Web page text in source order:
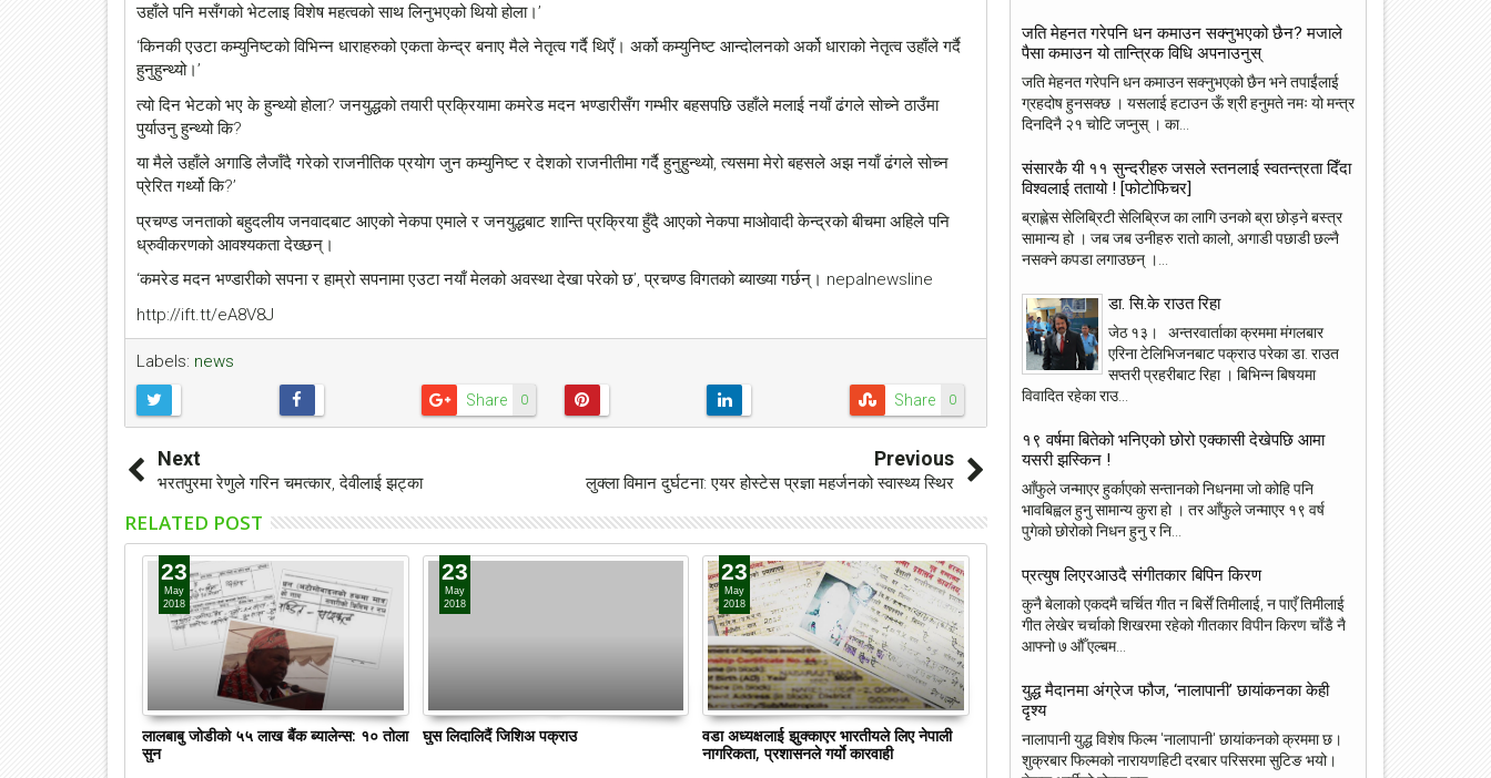
उहाँले पनि मसँगको भेटलाइ विशेष महत्वको साथ लिनुभएको थियो होला।’
‘किनकी एउटा कम्युनिष्टको विभिन्न धाराहरुको एकता केन्द्र बनाए मैले नेतृत्व गर्दै थिएँ। अर्को कम्युनिष्ट आन्दोलनको अर्को धाराको नेतृत्व उहाँले गर्दै
हुनुहुन्थ्यो।’
त्यो दिन भेटको भए के हुन्थ्यो होला? जनयुद्धको तयारी प्रक्रियामा कमरेड मदन भण्डारीसँग गम्भीर बहसपछि उहाँले मलाई नयाँ ढंगले सोच्ने ठाउँमा
पुर्याउनु हुन्थ्यो कि?
या मैले उहाँले अगाडि लैजाँदै गरेको राजनीतिक प्रयोग जुन कम्युनिष्ट र देशको राजनीतीमा गर्दै हुनुहुन्थ्यो, त्यसमा मेरो बहसले अझ नयाँ ढंगले सोच्न
प्रेरित गर्थ्यो कि?’
प्रचण्ड जनताको बहुदलीय जनवादबाट आएको नेकपा एमाले र जनयुद्धबाट शान्ति प्रक्रिया हुँदै आएको नेकपा माओवादी केन्द्रको बीचमा अहिले पनि
ध्रुवीकरणको आवश्यकता देख्छन्।
‘कमरेड मदन भण्डारीको सपना र हाम्रो सपनामा एउटा नयाँ मेलको अवस्था देखा परेको छ’, प्रचण्ड विगतको ब्याख्या गर्छन्। nepalnewsline
http://ift.tt/eA8V8J
Labels: news
0
Share 0
Share
Next
भरतपुरमा रेणुले गरिन चमत्कार, देवीलाई झट्का
Previous
लुक्ला विमान दुर्घटना: एयर होस्टेस प्रज्ञा महर्जनको स्वास्थ्य स्थिर
RELATED POST
23
May
2018
लालबाबु जोडीको ५५ लाख बैंक ब्यालेन्स: १० तोला
सुन
23
May
2018
घुस लिदालिदैं जिशिअ पक्राउ
23
May
2018
वडा अध्यक्षलाई झुक्काएर भारतीयले लिए नेपाली
नागरिकता, प्रशासनले गर्याे कारवाही
23
2018
कांग्रेस उपसभापति निधि अमेरिकामा
2018
आइपीएल : हैदरावादलाई हराउँदै चेन्नाई
पटक फाइनलमा, फाप डु प्लेसिसको
ब्याटिङ
जति मेहनत गरेपनि धन कमाउन सक्नुभएको छैन? मजाले
पैसा कमाउन यो तान्त्रिक विधि अपनाउनुस्
जति मेहनत गरेपनि धन कमाउन सक्नुभएको छैन भने तपाईंलाई
ग्रहदोष हुनसक्छ । यसलाई हटाउन ऊँ श्री हनुमते नमः यो मन्त्र
दिनदिनै २१ चोटि जप्नुस् । का...
संसारकै यी ११ सुन्दरीहरु जसले स्तनलाई स्वतन्त्रता दिँदा
विश्वलाई ततायो ! [फोटोफिचर]
ब्राह्लेस सेलिब्रिटी सेलिब्रिज का लागि उनको ब्रा छोड़ने बस्त्र
सामान्य हो । जब जब उनीहरु रातो कालो, अगाडी पछाडी छल्नै
नसक्ने कपडा लगाउछन् ।...
डा. सि.के राउत रिहा
जेठ १३। अन्तरवार्ताका क्रममा मंगलबार
एरिना टेलिभिजनबाट पक्राउ परेका डा. राउत
सप्तरी प्रहरीबाट रिहा । बिभिन्न बिषयमा
विवादित रहेका राउ...
१९ वर्षमा बितेको भनिएको छोरो एक्कासी देखेपछि आमा
यसरी झस्किन !
आँफुले जन्माएर हुर्काएको सन्तानको निधनमा जो कोहि पनि
भावबिह्वल हुनु सामान्य कुरा हो । तर आँफुले जन्माएर १९ वर्ष
पुगेको छोरोको निधन हुनु र नि...
प्रत्युष लिएरआउदै संगीतकार बिपिन किरण
कुनै बेलाको एकदमै चर्चित गीत न बिर्सें तिमीलाई, न पाएँ तिमीलाई
गीत लेखेर चर्चाको शिखरमा रहेको गीतकार विपीन किरण चाँडै नै
आफ्नो ७ औँ एल्बम...
युद्ध मैदानमा अंग्रेज फौज, ‘नालापानी’ छायांकनका केही
दृश्य
नालापानी युद्ध विशेष फिल्म 'नालापानी' छायांकनको क्रममा छ।
शुक्रबार फिल्मको नारायणहिटी दरबार परिसरमा सुटिङ भयो।